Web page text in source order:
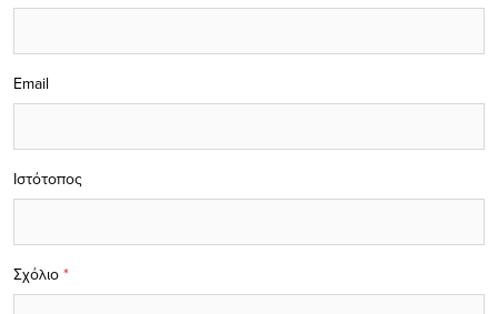
Σχόλιο *
Email
Ιστότοπος